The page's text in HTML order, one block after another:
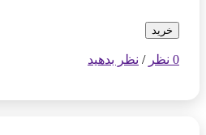
خرید
0 نظر / نظر بدهید